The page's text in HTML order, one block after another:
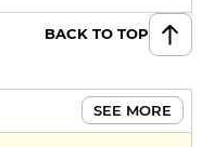
BACK TO TOP
SEE MORE